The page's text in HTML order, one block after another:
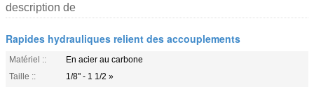
description de
Rapides hydrauliques relient des accouplements
Matériel ::
En acier au carbone
Taille ::
1/8" - 1 1/2 »